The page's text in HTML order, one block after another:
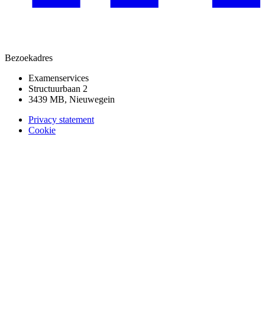
Bezoekadres
Examenservices
Structuurbaan 2
3439 MB, Nieuwegein
Privacy statement
Cookie